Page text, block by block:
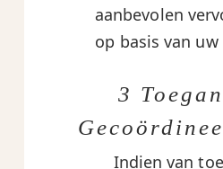
aanbevolen
op basis van
3
Indien van